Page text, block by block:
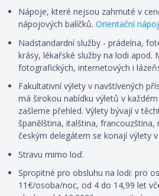
Nápoje, které nejsou zahrnuté v
nápojových balíčků. Orientační
Nadstandardní služby - prádelna,
krásy, lékařské služby na lodi apod.
fotografických, internetových i
Fakultativní výlety v navštívených
má širokou nabídku výletů v
zašleme přehled. Výlety bývají v
španělština, italština, francouzština,
českým delegátem se konají výlety
Stravu mimo loď.
Spropitné pro obsluhu na lodi: pro
11€/osoba/noc, od 4 do 14,99 let